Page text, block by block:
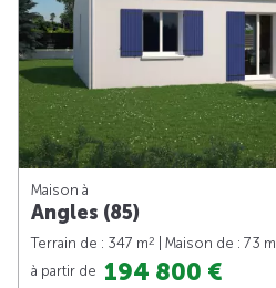
Maison à
Angles (85)
Terrain de : 347 m2 | Maison de : 73 m
à partir de 194 800 €